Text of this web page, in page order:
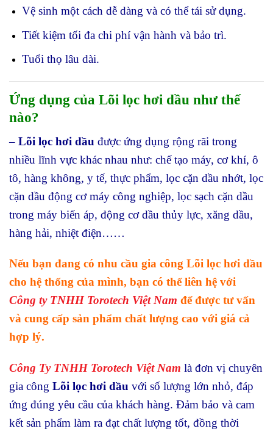
Vệ sinh một cách dễ dàng và có thể tái sử dụng.
Tiết kiệm tối đa chi phí vận hành và bảo trì.
Tuổi thọ lâu dài.
Ứng dụng của Lõi lọc hơi dầu như thế
nào?
– Lõi lọc hơi dầu được ứng dụng rộng rãi trong
nhiều lĩnh vực khác nhau như: chế tạo máy, cơ khí, ô
tô, hàng không, y tế, thực phẩm, lọc cặn dầu nhớt, lọc
cặn dầu động cơ máy công nghiệp, lọc sạch cặn dầu
trong máy biến áp, động cơ dầu thủy lực, xăng dầu,
hàng hải, nhiệt điện……
Nếu bạn đang có nhu cầu gia công Lõi lọc hơi dầu
cho hệ thống của mình, bạn có thể liên hệ với
Công ty TNHH Torotech Việt Nam để được tư vấn
và cung cấp sản phẩm chất lượng cao với giá cả
hợp lý.
Công Ty TNHH Torotech Việt Nam là đơn vị chuyên
gia công Lõi lọc hơi dầu với số lượng lớn nhỏ, đáp
ứng đúng yêu cầu của khách hàng. Đảm bảo và cam
kết sản phẩm làm ra đạt chất lượng tốt, đồng thời